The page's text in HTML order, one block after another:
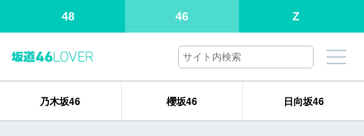
48 46 Z
乃木坂46 櫻坂46 日向坂46